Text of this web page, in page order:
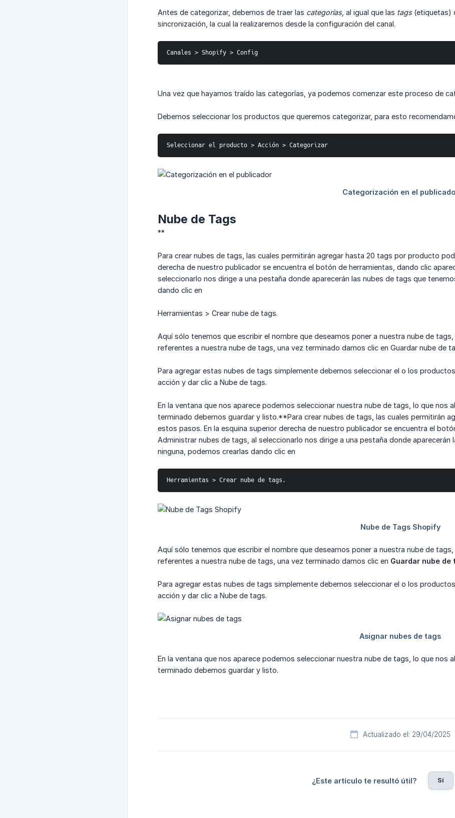
Antes de categorizar, debemos de traer las categorías, al igual que las tags(etiquetas)
sincronización, la cual la realizaremos desde la configuración del canal.
Canales > Shopify > Config
Una vez que hayamos traído las categorías, ya podemos comenzar este proceso de
Debemos seleccionar los productos que queremos categorizar, para esto
Seleccionar el producto > Acción > Categorizar
Nube de Tags
**
Para crear nubes de tags, las cuales permitirán agregar hasta 20 tags por producto
derecha de nuestro publicador se encuentra el botón de herramientas, dando clic
seleccionarlo nos dirige a una pestaña donde aparecerán las nubes de tags que
dando clic en
Herramientas > Crear nube de tags.
Aquí sólo tenemos que escribir el nombre que deseamos poner a nuestra nube de
referentes a nuestra nube de tags, una vez terminado damos clic en Guardar nube de
Para agregar estas nubes de tags simplemente debemos seleccionar el o los
acción y dar clic a Nube de tags.
En la ventana que nos aparece podemos seleccionar nuestra nube de tags, lo que nos
terminado debemos guardar y listo.**Para crear nubes de tags, las cuales permitirán
estos pasos. En la esquina superior derecha de nuestro publicador se encuentra el
Administrar nubes de tags, al seleccionarlo nos dirige a una pestaña donde
ninguna, podemos crearlas dando clic en
Herramientas > Crear nube de tags.
Aquí sólo tenemos que escribir el nombre que deseamos poner a nuestra nube de
referentes a nuestra nube de tags, una vez terminado damos clic en Guardar nube de
Para agregar estas nubes de tags simplemente debemos seleccionar el o los
acción y dar clic a Nube de tags.
En la ventana que nos aparece podemos seleccionar nuestra nube de tags, lo que nos
terminado debemos guardar y listo.
Actualizado el: 29/04/2025
¿Este artículo te resultó útil? Sí